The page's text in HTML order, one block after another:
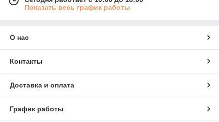
Показать весь график работы
О нас
Контакты
Доставка и оплата
График работы